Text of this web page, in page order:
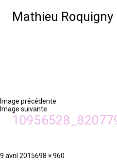
Mathieu Roquigny
Menu et
Image précédente
Image suivante
Publié
9 avril 2015Taille
698 × 960